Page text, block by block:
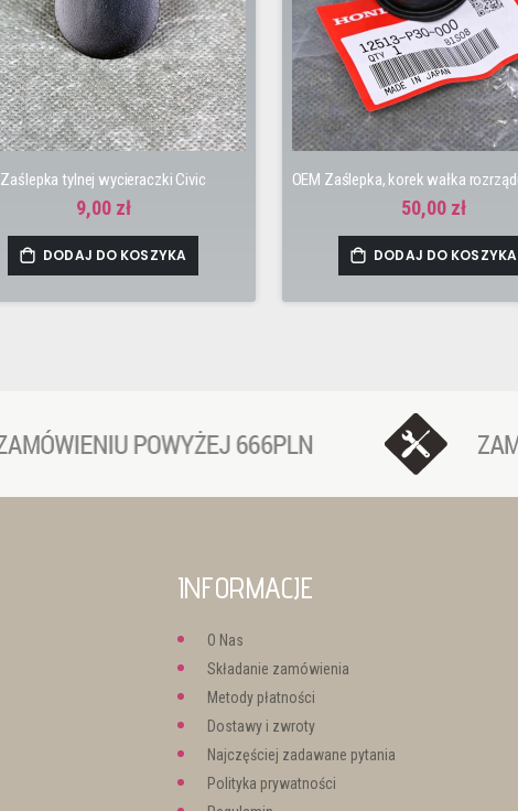
Zaślepka tylnej wycieraczki Civic
9,00 zł
DODAJ DO KOSZYKA
50,00 zł
DODAJ DO KOSZYKA
INFORMACJE
O Nas
Składanie zamówienia
Metody płatności
Dostawy i zwroty
Najczęściej zadawane pytania
Polityka prywatności